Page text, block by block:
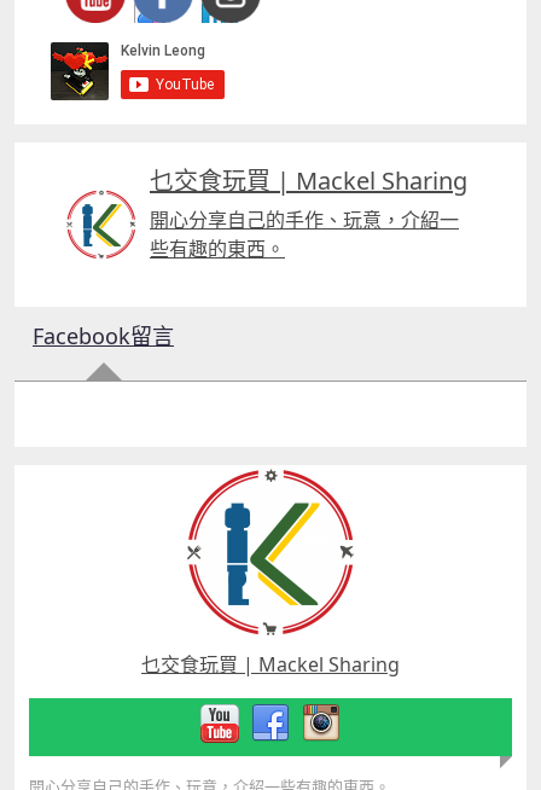
乜交食玩買 | Mackel Sharing
開心分享自己的手作、玩意，介紹一
些有趣的東西。
Facebook留言
乜交食玩買 | Mackel Sharing